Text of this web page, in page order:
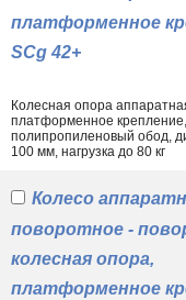
платформенное
SCg 42+
Колесная опора
платформенное
полипропиленовый обод,
100 мм, нагрузка до 80 кг
Колесо
поворотное -
колесная опора,
платформенное